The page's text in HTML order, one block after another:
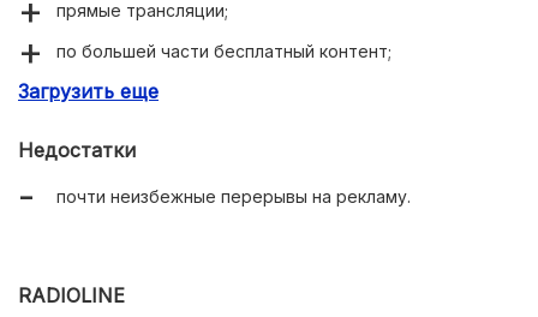
прямые трансляции;
по большей части бесплатный контент;
широкое распространение в телевизорах по
по большей части интуитивный и удобный интерфейс;
адаптивная интеллектуальная подстройка под вкусы
Загрузить еще
Недостатки
почти неизбежные перерывы на рекламу.
RADIOLINE